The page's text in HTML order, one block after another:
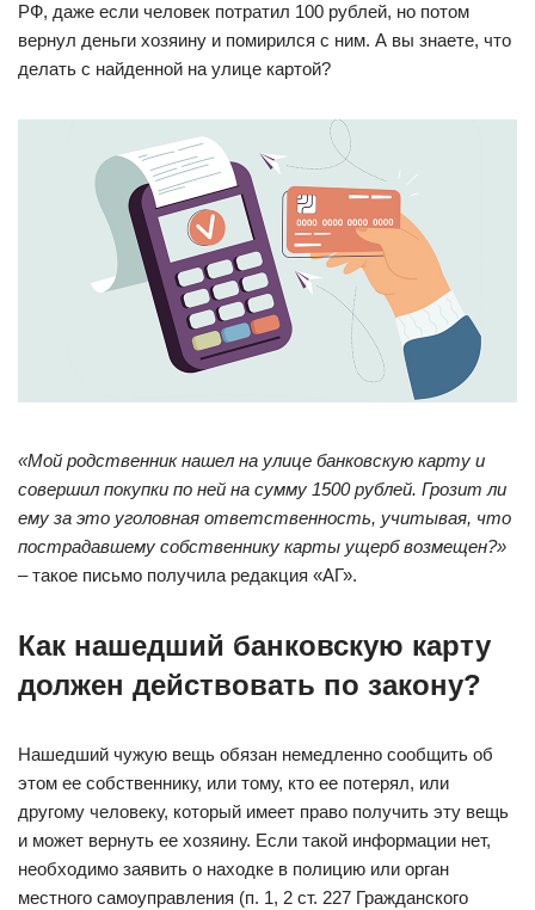
РФ, даже если человек потратил 100 рублей, но потом
вернул деньги хозяину и помирился с ним. А вы знаете, что
делать с найденной на улице картой?
«Мой родственник нашел на улице банковскую карту и
совершил покупки по ней на сумму 1500 рублей. Грозит ли
ему за это уголовная ответственность, учитывая, что
пострадавшему собственнику карты ущерб возмещен?»
– такое письмо получила редакция «АГ».
Как нашедший банковскую карту
должен действовать по закону?
Нашедший чужую вещь обязан немедленно сообщить об
этом ее собственнику, или тому, кто ее потерял, или
другому человеку, который имеет право получить эту вещь
и может вернуть ее хозяину. Если такой информации нет,
необходимо заявить о находке в полицию или орган
местного самоуправления (п. 1, 2 ст. 227 Гражданского